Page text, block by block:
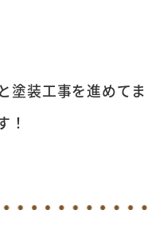
塗装工事を進めてま
！